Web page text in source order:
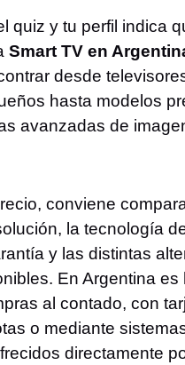
quiz y tu perfil indica
Smart TV en
desde
hasta modelos
avanzadas de
conviene
la tecnología
y las distintas
En Argentina es
al contado, con
o mediante
directamente